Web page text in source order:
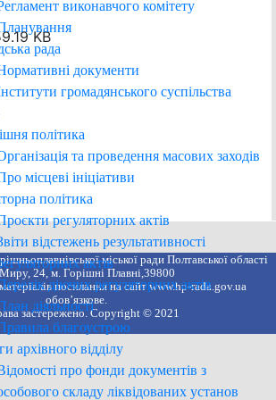
виконавчого комітету
рада
документи
громадянського суспільства
політика
та проведення масових заходів
місцеві ініціативи
політика
регуляторних актів
відстежень результативності
актів
діючих регуляторних актів
діяльності
благоустрою
архівного відділу
про фонди документів з
складу ліквідованих установ
KB
міської ради Полтавської області
24, м. Горішні Плавні,39800
посилання на сайт www.hp-rada.gov.ua
обов’язкове.
застережено. Copyright © 2021